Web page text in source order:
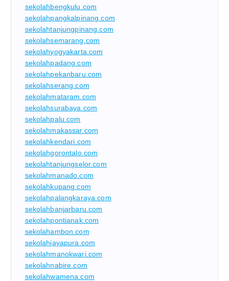
sekolahbengkulu.com
sekolahpangkalpinang.com
sekolahtanjungpinang.com
sekolahsemarang.com
sekolahyogyakarta.com
sekolahpadang.com
sekolahpekanbaru.com
sekolahserang.com
sekolahmataram.com
sekolahsurabaya.com
sekolahpalu.com
sekolahmakassar.com
sekolahkendari.com
sekolahgorontalo.com
sekolahtanjungselor.com
sekolahmanado.com
sekolahkupang.com
sekolahpalangkaraya.com
sekolahbanjarbaru.com
sekolahpontianak.com
sekolahambon.com
sekolahjayapura.com
sekolahmanokwari.com
sekolahnabire.com
sekolahwamena.com